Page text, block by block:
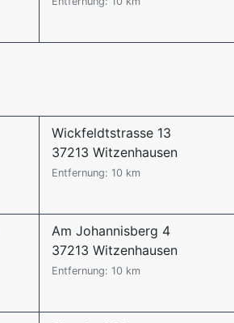
Wickfeldtstrasse 13
37213 Witzenhausen
Entfernung: 10 km
Am Johannisberg 4
37213 Witzenhausen
Entfernung: 10 km